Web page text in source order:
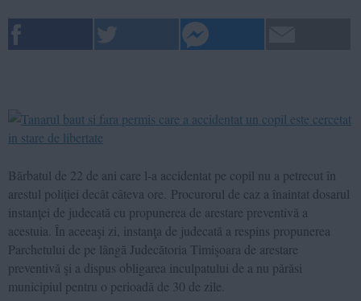
Bărbatul de 22 de ani care l-a accidentat pe copil nu a petrecut în
arestul poliţiei decât câteva ore. Procurorul de caz a înaintat dosarul
instanţei de judecată cu propunerea de arestare preventivă a
acestuia. În aceeaşi zi, instanţa de judecată a respins propunerea
Parchetului de pe lângă Judecătoria Timişoara de arestare
preventivă şi a dispus obligarea inculpatului de a nu părăsi
municipiul pentru o perioadă de 30 de zile.